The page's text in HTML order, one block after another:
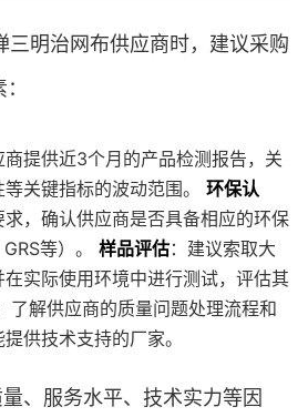
三明治网布供应商时，建议采购
商提供近3个月的产品检测报告，关
关键指标的波动范围。 环保认
求，确认供应商是否具备相应的环保
等）。 样品评估：建议索取大
实际使用环境中进行测试，评估其
了解供应商的质量问题处理流程和
供技术支持的厂家。
、服务水平、技术实力等因